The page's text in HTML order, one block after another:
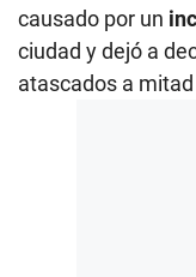
causado por un
ciudad y dejó a
atascados a